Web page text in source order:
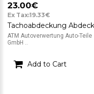
23.00€
Ex Tax:19.33€
ATM Autoverwertung Auto-Teile
GmbH ..
Add to Cart